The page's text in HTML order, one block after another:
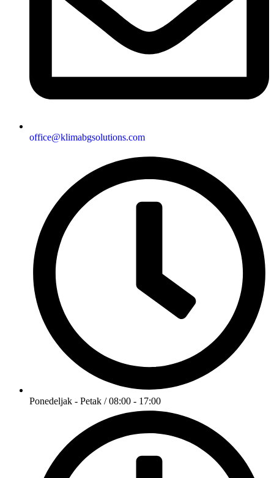
office@klimabgsolutions.com
Ponedeljak - Petak / 08:00 - 17:00